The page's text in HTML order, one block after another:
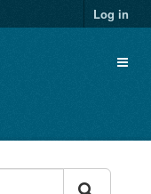
Log in